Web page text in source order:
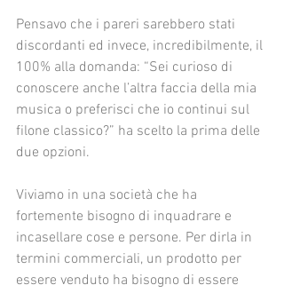
Pensavo che i pareri sarebbero stati
discordanti ed invece, incredibilmente, il
100% alla domanda: “Sei curioso di
conoscere anche l’altra faccia della mia
musica o preferisci che io continui sul
filone classico?” ha scelto la prima delle
due opzioni.
Viviamo in una società che ha
fortemente bisogno di inquadrare e
incasellare cose e persone. Per dirla in
termini commerciali, un prodotto per
essere venduto ha bisogno di essere